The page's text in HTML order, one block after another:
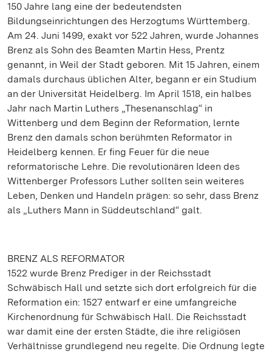
150 Jahre lang eine der bedeutendsten
Bildungseinrichtungen des Herzogtums Württemberg.
Am 24. Juni 1499, exakt vor 522 Jahren, wurde Johannes
Brenz als Sohn des Beamten Martin Hess, Prentz
genannt, in Weil der Stadt geboren. Mit 15 Jahren, einem
damals durchaus üblichen Alter, begann er ein Studium
an der Universität Heidelberg. Im April 1518, ein halbes
Jahr nach Martin Luthers „Thesenanschlag“ in
Wittenberg und dem Beginn der Reformation, lernte
Brenz den damals schon berühmten Reformator in
Heidelberg kennen. Er fing Feuer für die neue
reformatorische Lehre. Die revolutionären Ideen des
Wittenberger Professors Luther sollten sein weiteres
Leben, Denken und Handeln prägen: so sehr, dass Brenz
als „Luthers Mann in Süddeutschland“ galt.
BRENZ ALS REFORMATOR
1522 wurde Brenz Prediger in der Reichsstadt
Schwäbisch Hall und setzte sich dort erfolgreich für die
Reformation ein: 1527 entwarf er eine umfangreiche
Kirchenordnung für Schwäbisch Hall. Die Reichsstadt
war damit eine der ersten Städte, die ihre religiösen
Verhältnisse grundlegend neu regelte. Die Ordnung legte